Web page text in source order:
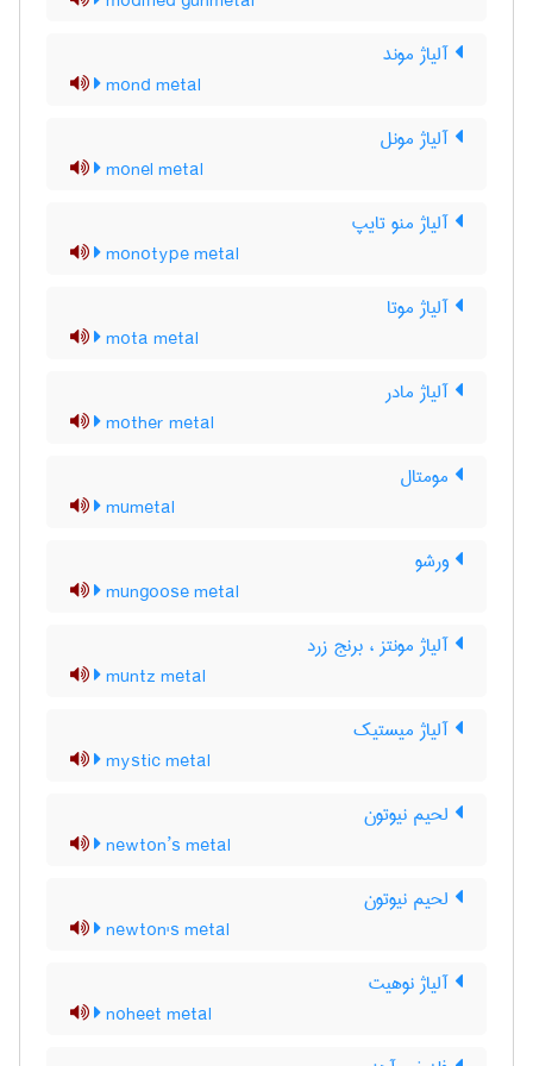
آلیاژ موند
mond metal
آلیاژ مونل
monel metal
آلیاژ منو تایپ
monotype metal
آلیاژ موتا
mota metal
آلیاژ مادر
mother metal
مومتال
mumetal
ورشو
mungoose metal
آلیاژ مونتز ، برنج زرد
muntz metal
آلیاژ میستیک
mystic metal
لحیم نیوتون
newton’s metal
لحیم نیوتون
newton's metal
آلیاژ نوهیت
noheet metal